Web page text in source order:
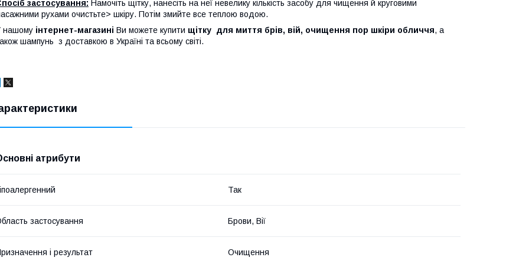
застосування: Намочіть щітку, нанесіть на неї невелику кількість засобу для чищення й круговими
рухами очистьте> шкіру. Потім змийте все теплою водою.
нашому інтернет-магазині Ви можете купити щітку для миття брів, вій, очищення пор шкіри обличчя, а
шампунь з доставкою в Україні та всьому світі.
атрибути
Так
застосування Брови, Вії
і результат Очищення